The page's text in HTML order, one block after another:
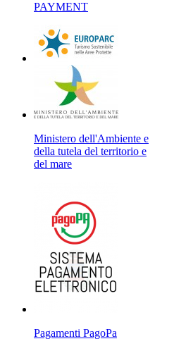
PAYMENT
Ministero dell'Ambiente e
della tutela del territorio e
del mare
Pagamenti PagoPa